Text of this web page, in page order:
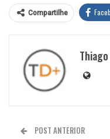
Compartilhe
POST ANTERIOR